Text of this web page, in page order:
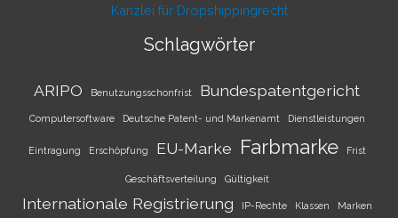
Kanzlei für Dropshippingrecht
Schlagwörter
ARIPO Benutzungsschonfrist Bundespatentgericht
Computersoftware Deutsche Patent- und Markenamt Dienstleistungen
Eintragung Erschöpfung EU-Marke Farbmarke Frist
Geschäftsverteilung Gültigkeit
Internationale Registrierung IP-Rechte Klassen Marken